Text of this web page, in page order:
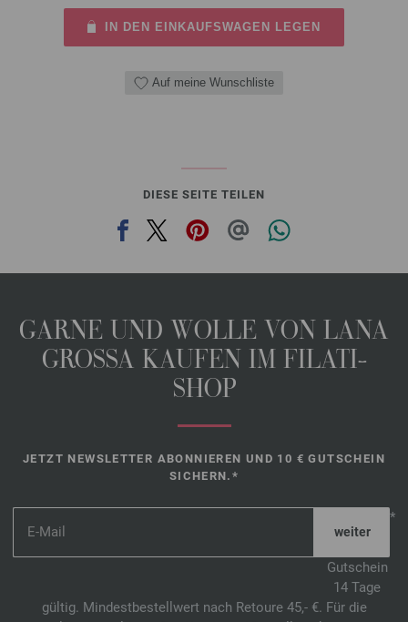
IN DEN EINKAUFSWAGEN LEGEN
Auf meine Wunschliste
DIESE SEITE TEILEN
GARNE UND WOLLE VON LANA
GROSSA KAUFEN IM FILATI-
SHOP
JETZT NEWSLETTER ABONNIEREN UND 10 € GUTSCHEIN
SICHERN.*
*
Gutschein
14 Tage
gültig. Mindestbestellwert nach Retoure 45,- €. Für die